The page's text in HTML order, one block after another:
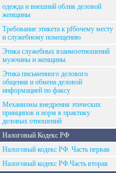
одежда и внешний облик деловой
женщины
Требование этикета к рfбочему месту
и служебному помещению
Этика служебных взаимоотношений
мужчины и женщины
Этика письменного делового
общения и обмена деловой
информацией по факсу
Механизмы внедрения этических
принципов и норм в практику
деловых отношений
Налоговый Кодекс РФ
Налоговый кодекс РФ. Часть первая
Налоговый кодекс РФ.Часть вторая